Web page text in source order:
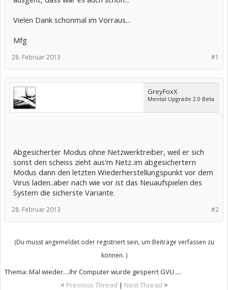
Vielen Dank schonmal im Vorraus...
Mfg
#1
28. Februar 2013
GreyFoxX
Mental Upgrade 2.0 Beta
Abgesicherter Modus ohne Netzwerktreiber, weil er sich
sonst den scheiss zieht aus'm Netz..im abgesichertern
Modus dann den letzten Wiederherstellungspunkt vor dem
Virus laden..aber nach wie vor ist das Neuaufspielen des
System die sicherste Variante.
#2
28. Februar 2013
(Du musst angemeldet oder registriert sein, um Beiträge verfassen zu
können. )
Thema: Mal wieder....Ihr Computer wurde gesperrt GVU.....
< Previous Thread | Next Thread >